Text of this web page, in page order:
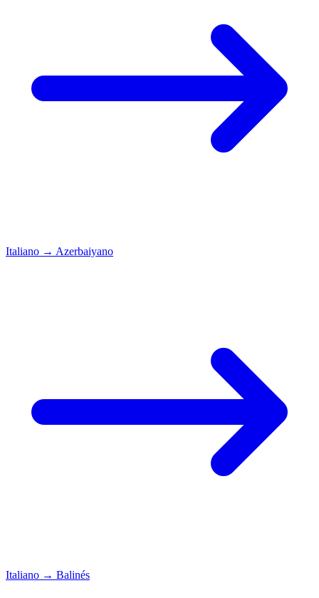
Italiano → Azerbaiyano
Italiano → Balinés